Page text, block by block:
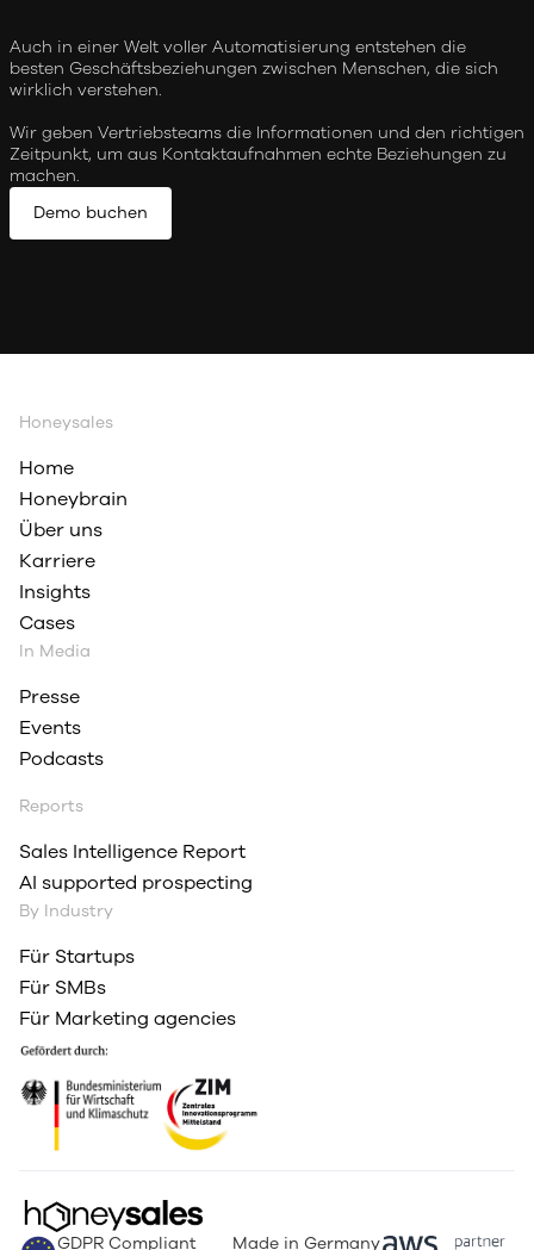
Auch in einer Welt voller Automatisierung entstehen die
besten Geschäftsbeziehungen zwischen Menschen, die sich
wirklich verstehen.
Wir geben Vertriebsteams die Informationen und den richtigen
Zeitpunkt, um aus Kontaktaufnahmen echte Beziehungen zu
machen.
Demo buchen
Honeysales
Home
Honeybrain
Über uns
Karriere
Insights
Cases
In Media
Presse
Events
Podcasts
Reports
Sales Intelligence Report
AI supported prospecting
By Industry
Für Startups
Für SMBs
Für Marketing agencies
GDPR Compliant Made in Germany